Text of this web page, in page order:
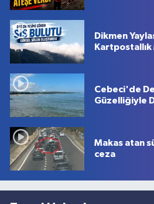
Dikmen
Cebeci'de
Güzelliğiyle
Makas atan
ceza